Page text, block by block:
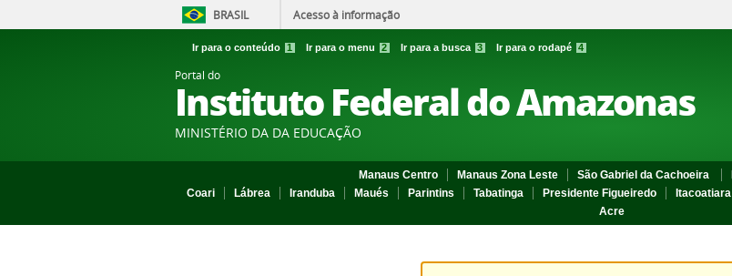
BRASIL Acesso à informação
Ir para o conteúdo 1 Ir para o menu 2 Ir para a busca 3 Ir para o rodapé 4
Portal do
Instituto Federal do Amazonas
MINISTÉRIO DA DA EDUCAÇÃO
Manaus Centro Manaus Zona Leste São Gabriel da Cachoeira
Coari
Lábrea Iranduba Maués Parintins Tabatinga Presidente Figueiredo Itacoatiara
Acre